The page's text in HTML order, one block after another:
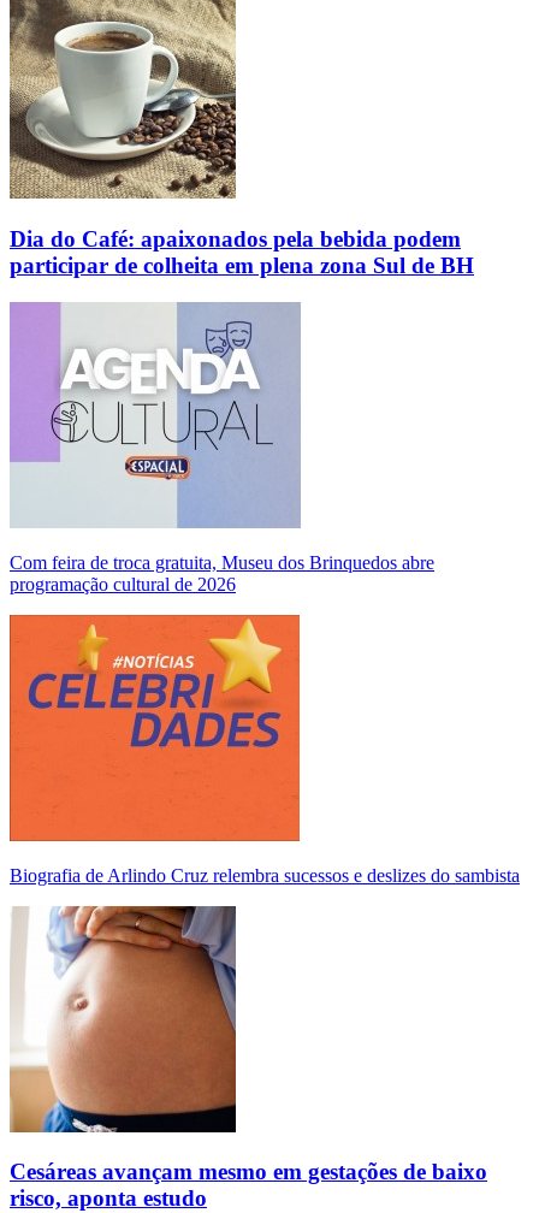
Dia do Café: apaixonados pela bebida podem
participar de colheita em plena zona Sul de BH
Com feira de troca gratuita, Museu dos Brinquedos abre
programação cultural de 2026
Biografia de Arlindo Cruz relembra sucessos e deslizes do sambista
Cesáreas avançam mesmo em gestações de baixo
risco, aponta estudo